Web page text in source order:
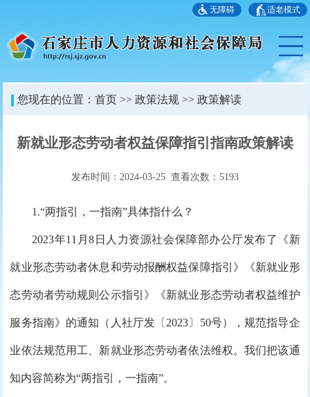
无障碍 适老模式
您现在的位置：首页 >>政策法规 >>政策解读
新就业形态劳动者权益保障指引指南政策解读
发布时间：2024-03-25 查看次数： 5193
1.“两指引，一指南”具体指什么？
2023年11月8日人力资源社会保障部办公厅发布了《新
就业形态劳动者休息和劳动报酬权益保障指引》《新就业形
态劳动者劳动规则公示指引》《新就业形态劳动者权益维护
服务指南》的通知（人社厅发〔2023〕50号），规范指导企
业依法规范用工、新就业形态劳动者依法维权。我们把该通
知内容简称为“两指引，一指南”。